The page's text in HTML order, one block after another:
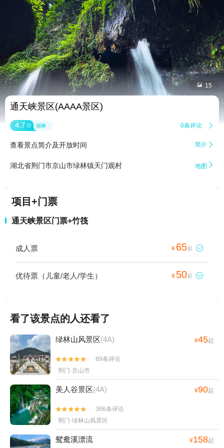
 15
通天峡景区(AAAA景区)
4.7 分 很棒 0条评论 
查看景点简介及开放时间 简介 
湖北省荆门市京山市绿林镇天门观村 地图 
项目+门票
通天峡景区门票+竹筏
成人票 ¥ 65起 
优待票（儿童/老人/学生） ¥ 50起 
看了该景点的人还看了
绿林山风景区(4A) ¥45起


89条评论
荆门·京山市
美人谷景区(4A) ¥90起


366条评论
荆门·绿林山风景区
鸳鸯溪漂流 ¥158起